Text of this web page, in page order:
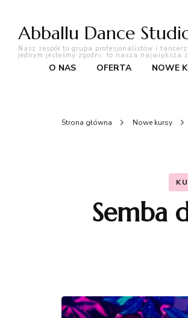
Abballu Dance
Nasz zespół to grupa profesjonalistów i
jednym jesteśmy zgodni: to nasza
O NAS OFERTA NOWE
Strona główna Nowe kursy
Semba